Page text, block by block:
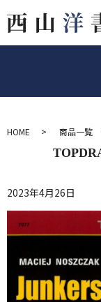
HOME 商品一覧
2023年4月26日